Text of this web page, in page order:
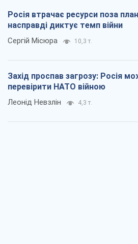
Росія втрачає ресурси поза
насправді диктує темп війни
Сергій Місюра 10,3 т.
Захід проспав загрозу: Росія
перевірити НАТО війною
Леонід Невзлін 4,3 т.